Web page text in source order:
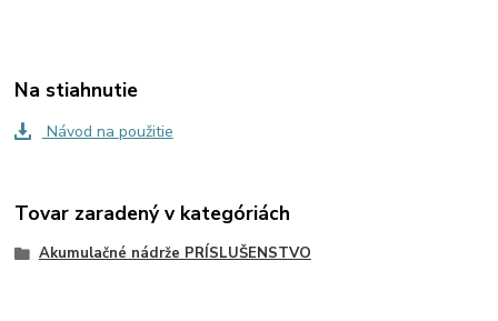
Na stiahnutie
Návod na použitie
Tovar zaradený v kategóriách
Akumulačné nádrže PRÍSLUŠENSTVO